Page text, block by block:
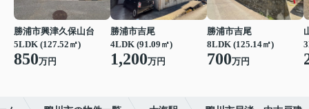
勝浦市興津久保山台
5LDK (127.52㎡)
850万円
勝浦市吉尾
4LDK (91.09㎡)
1,200万円
勝浦市吉尾
8LDK (125.14㎡)
700万円